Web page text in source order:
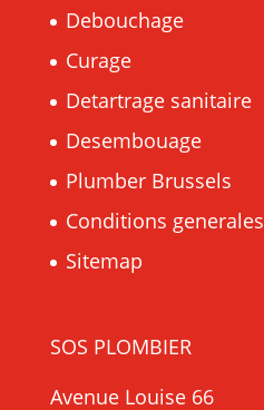
Debouchage
Curage
Detartrage sanitaire
Desembouage
Plumber Brussels
Conditions generales
Sitemap
SOS PLOMBIER
Avenue Louise 66